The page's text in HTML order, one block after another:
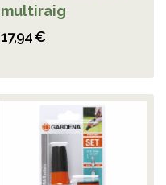
multiraig
17,94 €